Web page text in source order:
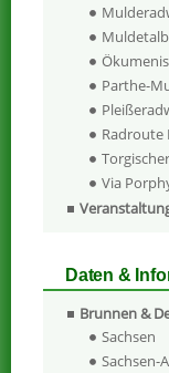
Parthe-
Radroute
Via
Daten &
Brunnen &
Sachsen
Sachsen-